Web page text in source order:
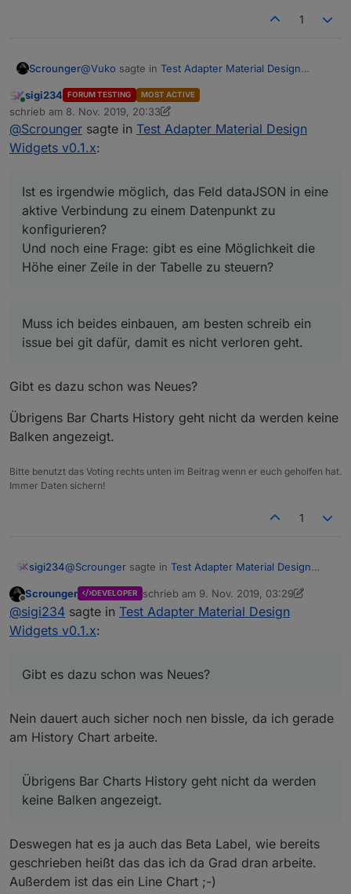
1
Scrounger@Vuko sagte in Test Adapter Material Design
vielen Dank für die super Widgets, baue auch
gerade meine VIS auf diese um. Dabei ist mir
aufgefallen, dass die Widgets aus
irgendeinem Grund nicht über
Da kann ich leider nix zu sagen, da ich selber nicht
iobroker.pro
von IoBroker wenden.
Ist es irgendwie möglich, das Feld dataJSON in
eine aktive Verbindung zu einem Datenpunkt
zu konfigurieren?
Und noch eine Frage: gibt es eine Möglichkeit
issue bei git dafür, damit es nicht verloren geht.
Online
sigi234 FORUM TESTING MOST ACTIVE
schrieb am 8. Nov. 2019, 20:33
zuletzt editiert von sigi23411. Aug. 2019, 21:36
@Scrounger sagte in Test Adapter Material Design
Widgets v0.1.x:
Ist es irgendwie möglich, das Feld dataJSON in eine
aktive Verbindung zu einem Datenpunkt zu
konfigurieren?
Und noch eine Frage: gibt es eine Möglichkeit die
Höhe einer Zeile in der Tabelle zu steuern?
Muss ich beides einbauen, am besten schreib ein
issue bei git dafür, damit es nicht verloren geht.
Gibt es dazu schon was Neues?
Übrigens Bar Charts History geht nicht da werden keine
Balken angezeigt.
Bitte benutzt das Voting rechts unten im Beitrag wenn er euch geholfen hat.
Immer Daten sichern!
1
sigi234@Scrounger sagte in Test Adapter Material Design
Ist es irgendwie möglich, das Feld dataJSON in
eine aktive Verbindung zu einem Datenpunkt zu
konfigurieren?
Höhe einer Zeile in der Tabelle zu steuern?
Gibt es dazu schon was Neues?
keine Balken angezeigt.
Offline
Scrounger DEVELOPER schrieb am 9. Nov. 2019, 03:29
zuletzt editiert von Scrounger11. Sept.
@sigi234 sagte in Test Adapter Material Design
Widgets v0.1.x:
Gibt es dazu schon was Neues?
Nein dauert auch sicher noch nen bissle, da ich gerade
am History Chart arbeite.
Übrigens Bar Charts History geht nicht da werden
keine Balken angezeigt.
Deswegen hat es ja auch das Beta Label, wie bereits
geschrieben heißt das das ich da Grad dran arbeite.
Außerdem ist das ein Line Chart ;-)